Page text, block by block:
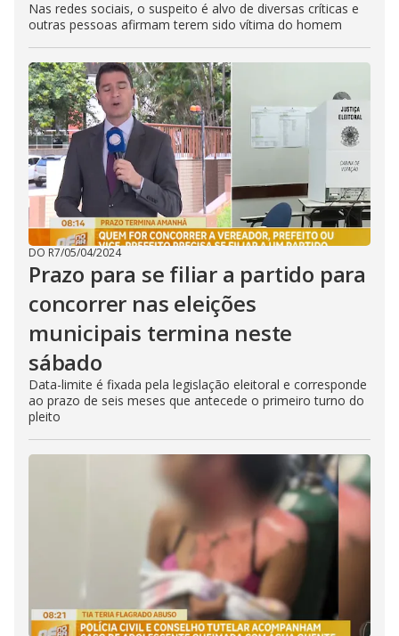
Nas redes sociais, o suspeito é alvo de diversas críticas e
outras pessoas afirmam terem sido vítima do homem
DO R7/05/04/2024
Prazo para se filiar a partido para
concorrer nas eleições
municipais termina neste
sábado
Data-limite é fixada pela legislação eleitoral e corresponde
ao prazo de seis meses que antecede o primeiro turno do
pleito